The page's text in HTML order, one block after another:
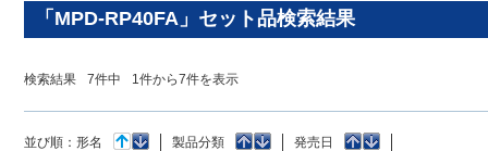
「MPD-RP40FA」セット品検索結果
検索結果 7件中 1件から7件を表示
並び順： 形名 製品分類 発売日